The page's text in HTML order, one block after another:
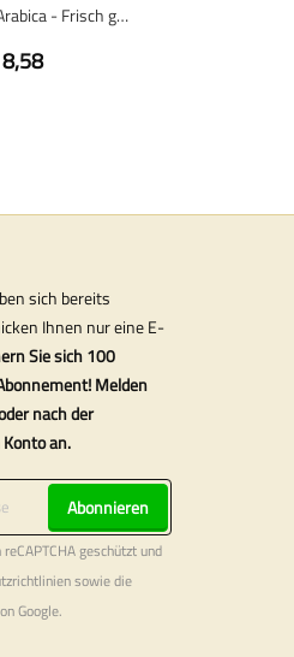
Cerrado 100% Arabica - Frisch geröstete Kaffeebohnen
8,58
sich bereits
Ihnen nur eine E-
Sie sich 100
Melden
nach der
an.
Abonnieren
geschützt und
sowie die
Google.